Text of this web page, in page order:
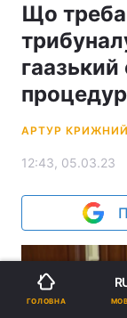
Що треба
АРТУР КРИЖНИЙ
12:43, 05.03.23
ГОЛОВНА